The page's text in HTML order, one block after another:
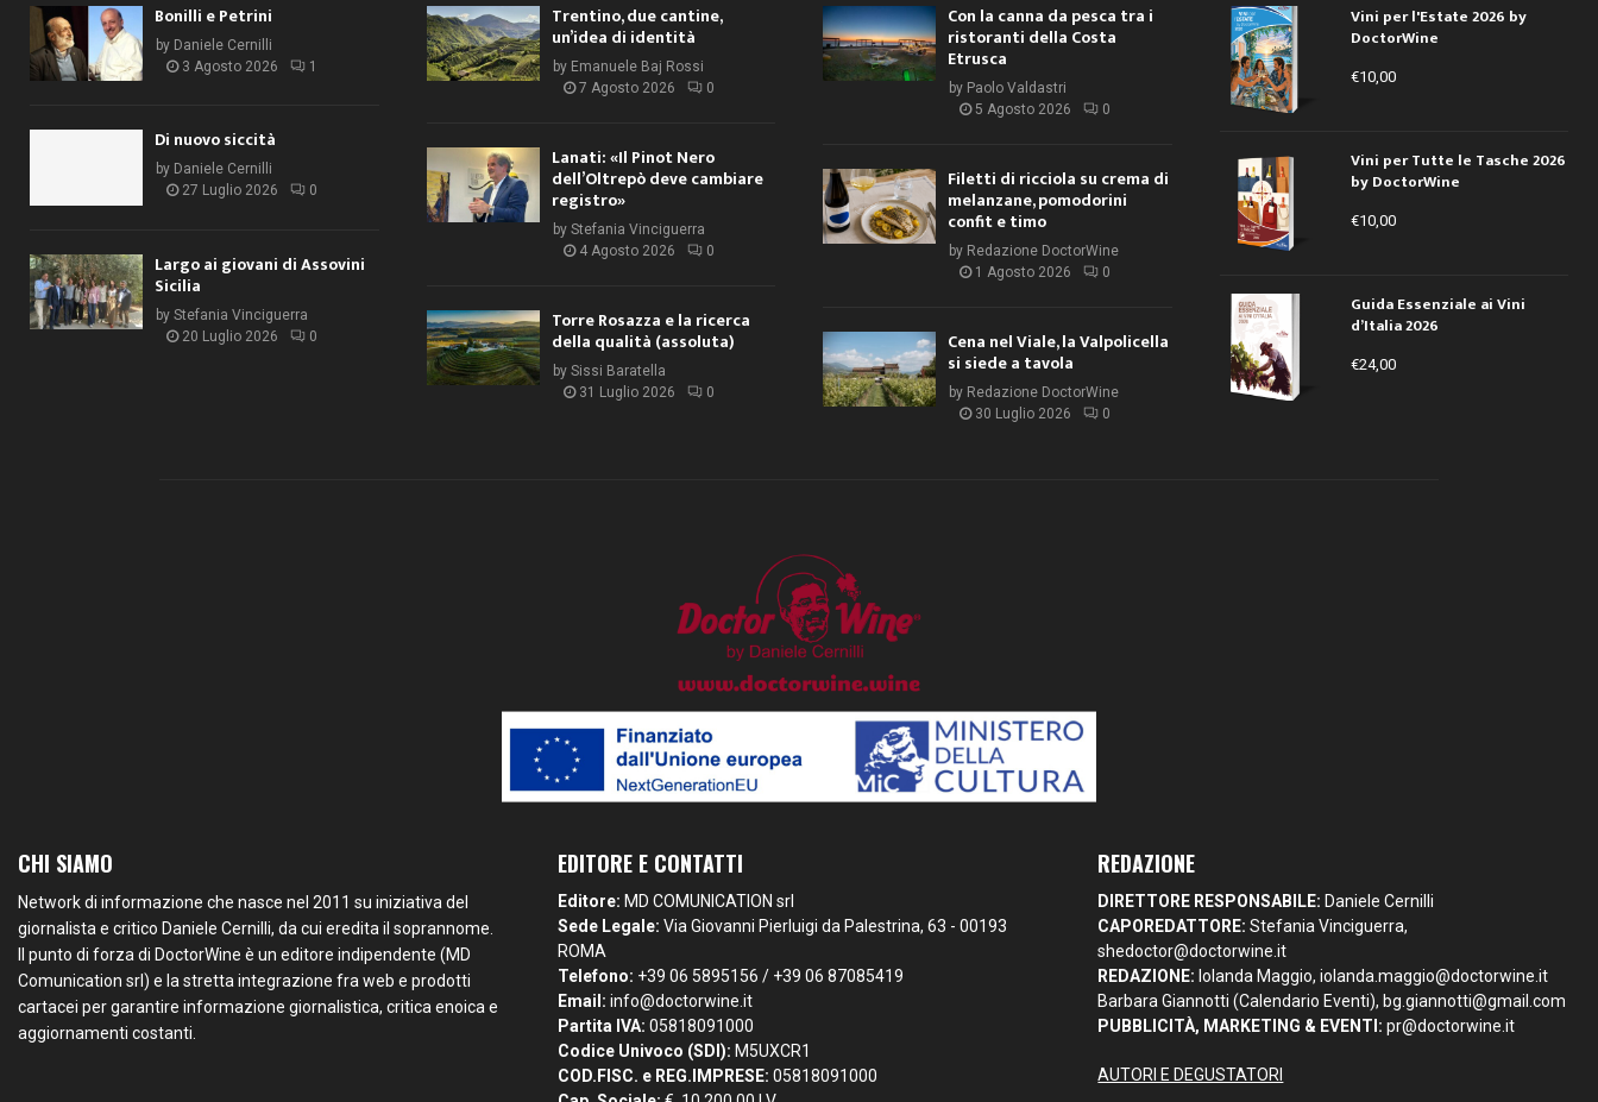
Bonilli e Petrini
by Daniele Cernilli
3 Agosto 2026
1
Di nuovo siccità
by Daniele Cernilli
27 Luglio 2026
0
Largo ai giovani di Assovini
Sicilia
by Stefania Vinciguerra
20 Luglio 2026
0
Trentino, due cantine,
un’idea di identità
by Emanuele Baj Rossi
7 Agosto 2026
0
Lanati: «Il Pinot Nero
dell’Oltrepò deve cambiare
registro»
by Stefania Vinciguerra
4 Agosto 2026
0
Torre Rosazza e la ricerca
della qualità (assoluta)
by Sissi Baratella
31 Luglio 2026
0
Con la canna da pesca tra i
ristoranti della Costa
Etrusca
by Paolo Valdastri
5 Agosto 2026
0
Filetti di ricciola su crema di
melanzane, pomodorini
confit e timo
by Redazione DoctorWine
1 Agosto 2026
0
Cena nel Viale, la Valpolicella
si siede a tavola
by Redazione DoctorWine
30 Luglio 2026
0
Vini per l'Estate 2026 by
DoctorWine
€10,00
Vini per Tutte le Tasche 2026
by DoctorWine
€10,00
Guida Essenziale ai Vini
d’Italia 2026
€24,00
CHI SIAMO
Network di informazione che nasce nel 2011 su iniziativa del
giornalista e critico Daniele Cernilli, da cui eredita il soprannome.
Il punto di forza di DoctorWine è un editore indipendente (MD
Comunication srl) e la stretta integrazione fra web e prodotti
cartacei per garantire informazione giornalistica, critica enoica e
aggiornamenti costanti.
EDITORE E CONTATTI
Editore: MD COMUNICATION srl
Sede Legale: Via Giovanni Pierluigi da Palestrina, 63 - 00193
ROMA
Telefono: +39 06 5895156 / +39 06 87085419
Email: info@doctorwine.it
Partita IVA: 05818091000
Codice Univoco (SDI): M5UXCR1
COD.FISC. e REG.IMPRESE: 05818091000
REDAZIONE
DIRETTORE RESPONSABILE: Daniele Cernilli
CAPOREDATTORE: Stefania Vinciguerra,
shedoctor@doctorwine.it
REDAZIONE: Iolanda Maggio,iolanda.maggio@doctorwine.it
Barbara Giannotti (Calendario Eventi), bg.giannotti@gmail.com
PUBBLICITÀ, MARKETING & EVENTI: pr@doctorwine.it
AUTORI E DEGUSTATORI